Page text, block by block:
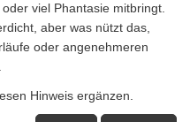
viel Phantasie mitbringt.
aber was nützt das,
oder angenehmeren
Hinweis ergänzen.